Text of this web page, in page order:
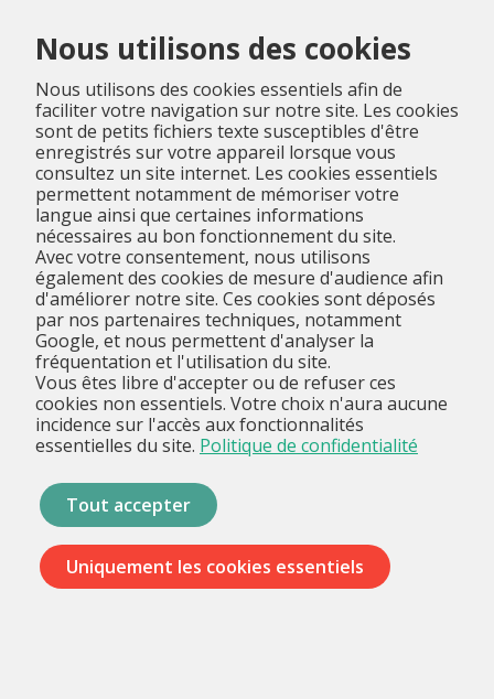
Nous utilisons des cookies
Nous utilisons des cookies essentiels afin de
faciliter votre navigation sur notre site. Les cookies
sont de petits fichiers texte susceptibles d'être
enregistrés sur votre appareil lorsque vous
consultez un site internet. Les cookies essentiels
permettent notamment de mémoriser votre
langue ainsi que certaines informations
nécessaires au bon fonctionnement du site.
Avec votre consentement, nous utilisons
également des cookies de mesure d'audience afin
d'améliorer notre site. Ces cookies sont déposés
par nos partenaires techniques, notamment
Google, et nous permettent d'analyser la
fréquentation et l'utilisation du site.
Vous êtes libre d'accepter ou de refuser ces
cookies non essentiels. Votre choix n'aura aucune
incidence sur l'accès aux fonctionnalités
essentielles du site. Politique de confidentialité
Tout accepter
Uniquement les cookies essentiels
Menu